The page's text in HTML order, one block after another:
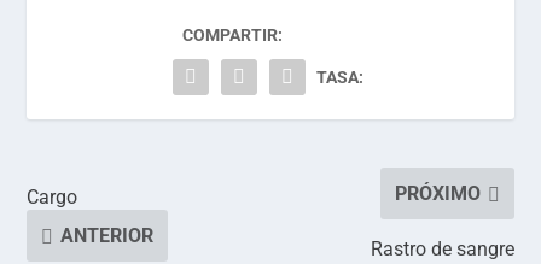
COMPARTIR:
TASA:
Cargo
ANTERIOR
PRÓXIMO
Rastro de sangre